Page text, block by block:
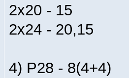
2х20 - 15
2х24 - 20,15
4) Р28 - 8(4+4)